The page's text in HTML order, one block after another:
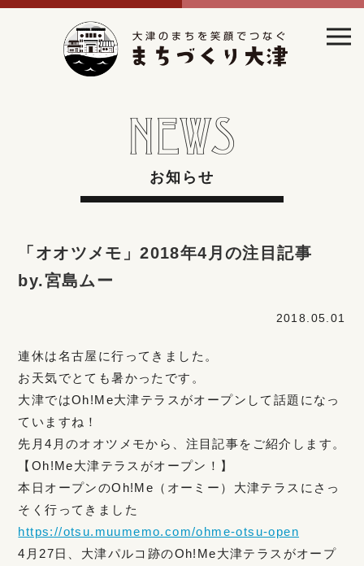
お知らせ
「オオツメモ」2018年4月の注目記事
by.宮島ムー
2018.05.01
連休は名古屋に行ってきました。
お天気でとても暑かったです。
大津ではOh!Me大津テラスがオープンして話題になっ
ていますね！
先月4月のオオツメモから、注目記事をご紹介します。
【Oh!Me大津テラスがオープン！】
本日オープンのOh!Me（オーミー）大津テラスにさっ
そく行ってきました
https://otsu.muumemo.com/ohme-otsu-open
4月27日、大津パルコ跡のOh!Me大津テラスがオープ